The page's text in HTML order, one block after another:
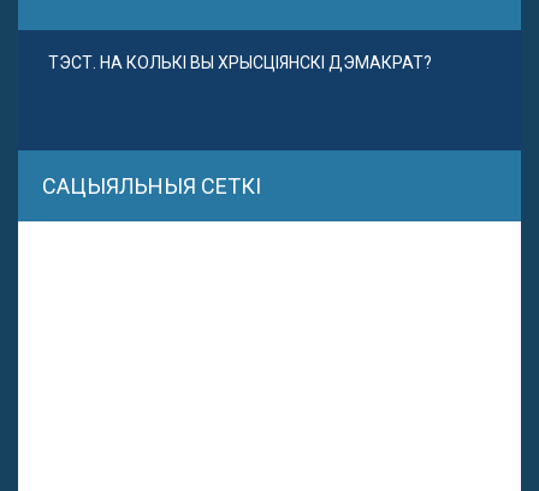
ТЭСТ. НА КОЛЬКІ ВЫ ХРЫСЦІЯНСКІ ДЭМАКРАТ?
САЦЫЯЛЬНЫЯ СЕТКІ